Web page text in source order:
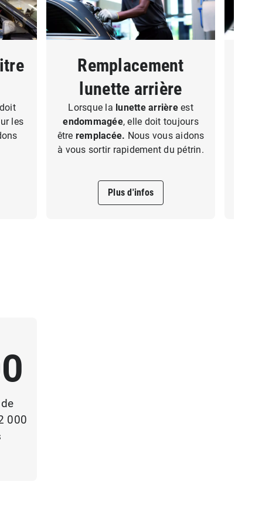
doit
les
Remplacement
lunette arrière
Lorsque la lunette arrière est
endommagée, elle doit toujours
être remplacée. Nous vous aidons
à vous sortir rapidement du pétrin.
Plus d'infos
000